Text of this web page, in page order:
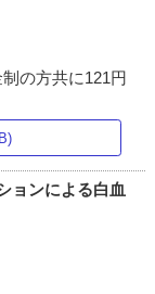
の方共に121円
ョンによる白血